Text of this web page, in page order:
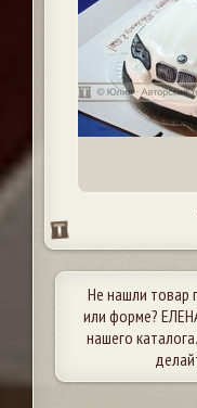
Не нашли
или форме?
нашего